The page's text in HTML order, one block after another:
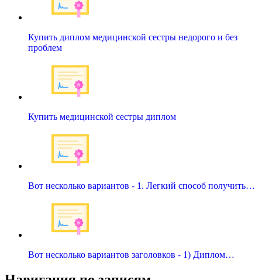
Купить диплом медицинской сестры недорого и без
проблем
Купить медицинской сестры диплом
Вот несколько вариантов - 1. Легкий способ получить…
Вот несколько вариантов заголовков - 1) Диплом…